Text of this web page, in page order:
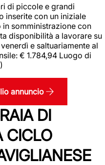
di piccole e grandi
inserite con un iniziale
somministrazione con
disponibilità a lavorare su
e saltuariamente al
€ 1.784,94 Luogo di
annuncio
DI
CICLO